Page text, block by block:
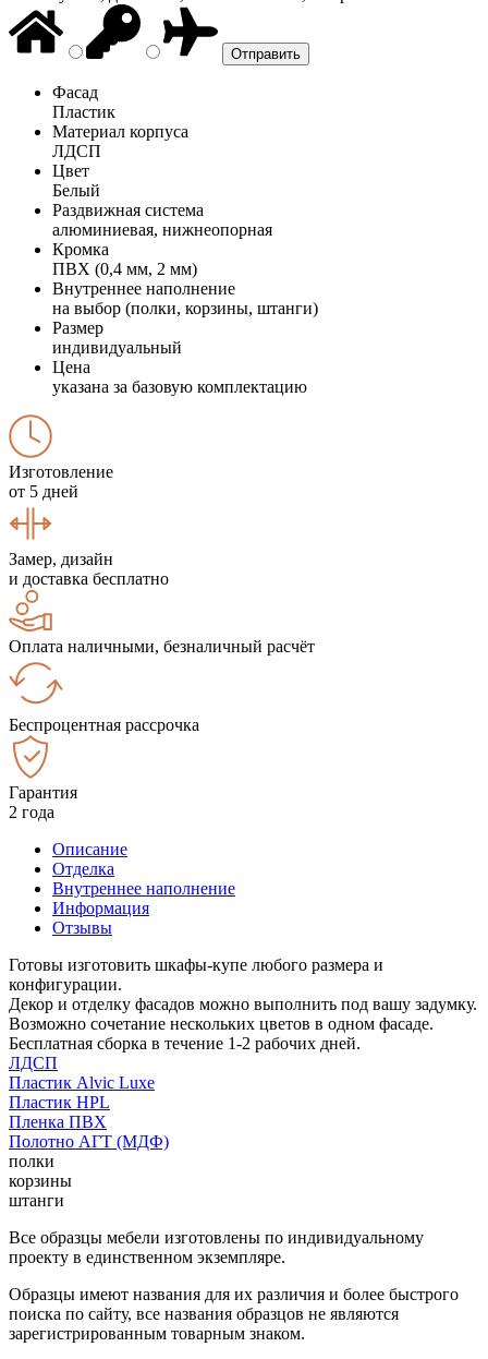
Фасад
Пластик
Материал корпуса
ЛДСП
Цвет
Белый
Раздвижная система
алюминиевая, нижнеопорная
Кромка
ПВХ (0,4 мм, 2 мм)
Внутреннее наполнение
на выбор (полки, корзины, штанги)
Размер
индивидуальный
Цена
указана за базовую комплектацию
Изготовление
от 5 дней
Замер, дизайн
и доставка бесплатно
Оплата наличными, безналичный расчёт
Беспроцентная рассрочка
Гарантия
2 года
Описание
Отделка
Внутреннее наполнение
Информация
Отзывы
Готовы изготовить шкафы-купе любого размера и
конфигурации.
Декор и отделку фасадов можно выполнить под вашу задумку.
Возможно сочетание нескольких цветов в одном фасаде.
Бесплатная сборка в течение 1-2 рабочих дней.
ЛДСП
Пластик Alvic Luxe
Пластик HPL
Пленка ПВХ
Полотно АГТ (МДФ)
полки
корзины
штанги
Все образцы мебели изготовлены по индивидуальному
проекту в единственном экземпляре.
Образцы имеют названия для их различия и более быстрого
поиска по сайту, все названия образцов не являются
зарегистрированным товарным знаком.